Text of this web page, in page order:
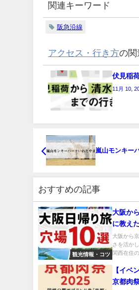
関連キーワード
阪急沿線
アクセス・行き方の関
伏見稲
11月 10,
嵐山モンキー
おすすめの記事
観光情報・コツ
大阪か
に教え
大阪から
さを活か
関西在住
【イベ
京都肉